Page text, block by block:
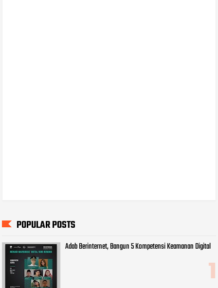
POPULAR POSTS
Adab Berinternet, Bangun 5 Kompetensi Keamanan Digital